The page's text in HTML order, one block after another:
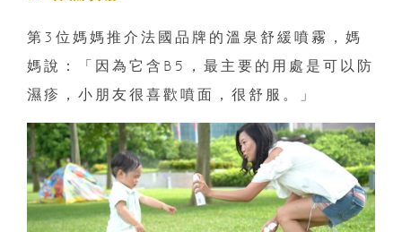
第3位媽媽推介法國品牌的溫泉舒緩噴霧，媽
媽說：「因為它含B5，最主要的用處是可以防
濕疹，小朋友很喜歡噴面，很舒服。」